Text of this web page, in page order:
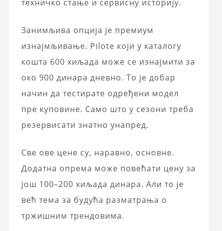
техничко стање и сервисну историју.
Занимљива опција је премиум
изнајмљивање. Pilote који у каталогу
кошта 600 хиљада може се изнајмити за
око 900 динара дневно. То је добар
начин да тестирате одређени модел
пре куповине. Само што у сезони треба
резервисати знатно унапред.
Све ове цене су, наравно, основне.
Додатна опрема може повећати цену за
још 100–200 хиљада динара. Али то је
већ тема за будућа разматрања о
тржишним трендовима.